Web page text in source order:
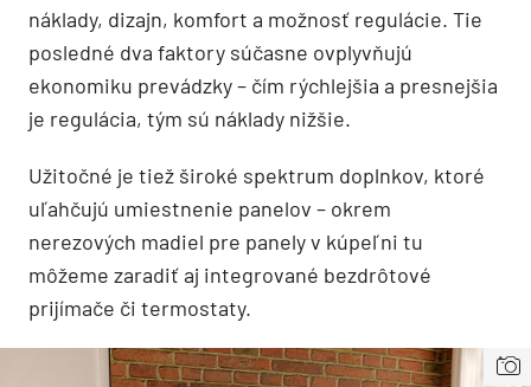
náklady, dizajn, komfort a možnosť regulácie. Tie
posledné dva faktory súčasne ovplyvňujú
ekonomiku prevádzky – čím rýchlejšia a presnejšia
je regulácia, tým sú náklady nižšie.
Užitočné je tiež široké spektrum doplnkov, ktoré
uľahčujú umiestnenie panelov – okrem
nerezových madiel pre panely v kúpeľni tu
môžeme zaradiť aj integrované bezdrôtové
prijímače či termostaty.